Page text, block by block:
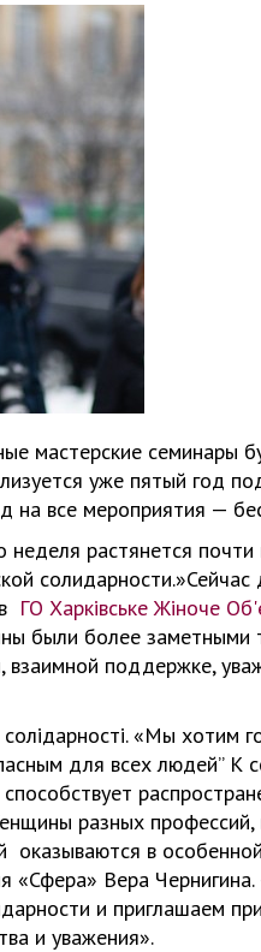
мастерские семинары
уже пятый год
на все мероприятия —
растянется
солидарности.»Сейчас
ГО Харківське Жіноче
были более заметными
поддержке,
«Мы хотим
для всех людей” К
разных профессий,
оказываются в
«Сфера» Вера
и приглашаем
и уважения».